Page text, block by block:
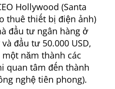
Hollywood (Santa
thuê thiết bị điện ảnh)
đầu tư ngân hàng ở
đầu tư 50.000 USD,
năm thành các
quan tâm đến thành
nghệ tiên phong).